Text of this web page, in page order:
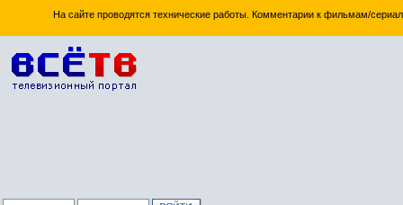
На сайте проводятся технические работы. Комментарии к фильмам/